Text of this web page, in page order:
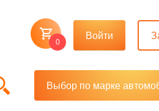
0
Войти
Выбор по марке